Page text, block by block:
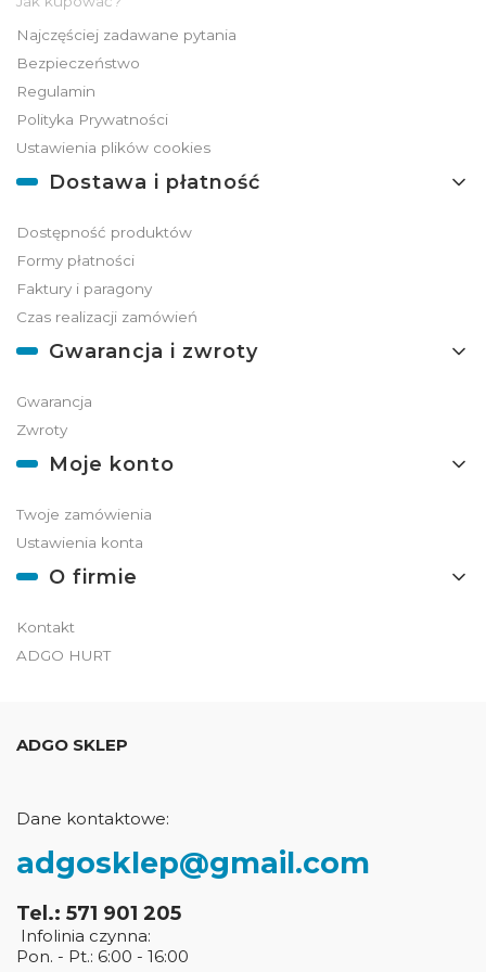
Najczęściej zadawane pytania
Bezpieczeństwo
Regulamin
Polityka Prywatności
Ustawienia plików cookies
Dostawa i płatność
Dostępność produktów
Formy płatności
Faktury i paragony
Czas realizacji zamówień
Gwarancja i zwroty
Gwarancja
Zwroty
Moje konto
Twoje zamówienia
Ustawienia konta
O firmie
Kontakt
ADGO HURT
ADGO SKLEP
Dane kontaktowe:
adgosklep@gmail.com
Tel.: 571 901 205
Infolinia czynna:
Pon. - Pt.: 6:00 - 16:00